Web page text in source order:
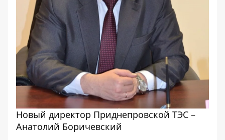
Новый директор Приднепровской ТЭС –
Анатолий Боричевский